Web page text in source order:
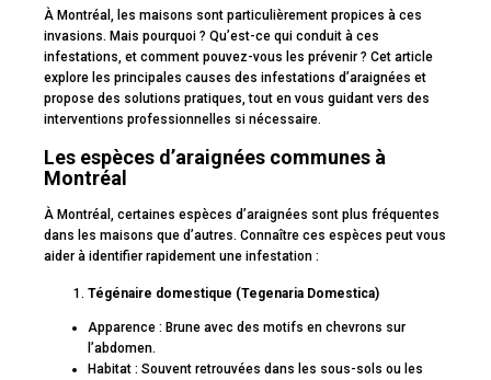
À Montréal, les maisons sont particulièrement propices à ces
invasions. Mais pourquoi ? Qu’est-ce qui conduit à ces
infestations, et comment pouvez-vous les prévenir ? Cet article
explore les principales causes des infestations d’araignées et
propose des solutions pratiques, tout en vous guidant vers des
interventions professionnelles si nécessaire.
Les espèces d’araignées communes à
Montréal
À Montréal, certaines espèces d’araignées sont plus fréquentes
dans les maisons que d’autres. Connaître ces espèces peut vous
aider à identifier rapidement une infestation :
Tégénaire domestique (Tegenaria Domestica)
Apparence : Brune avec des motifs en chevrons sur
l’abdomen.
Habitat : Souvent retrouvées dans les sous-sols ou les